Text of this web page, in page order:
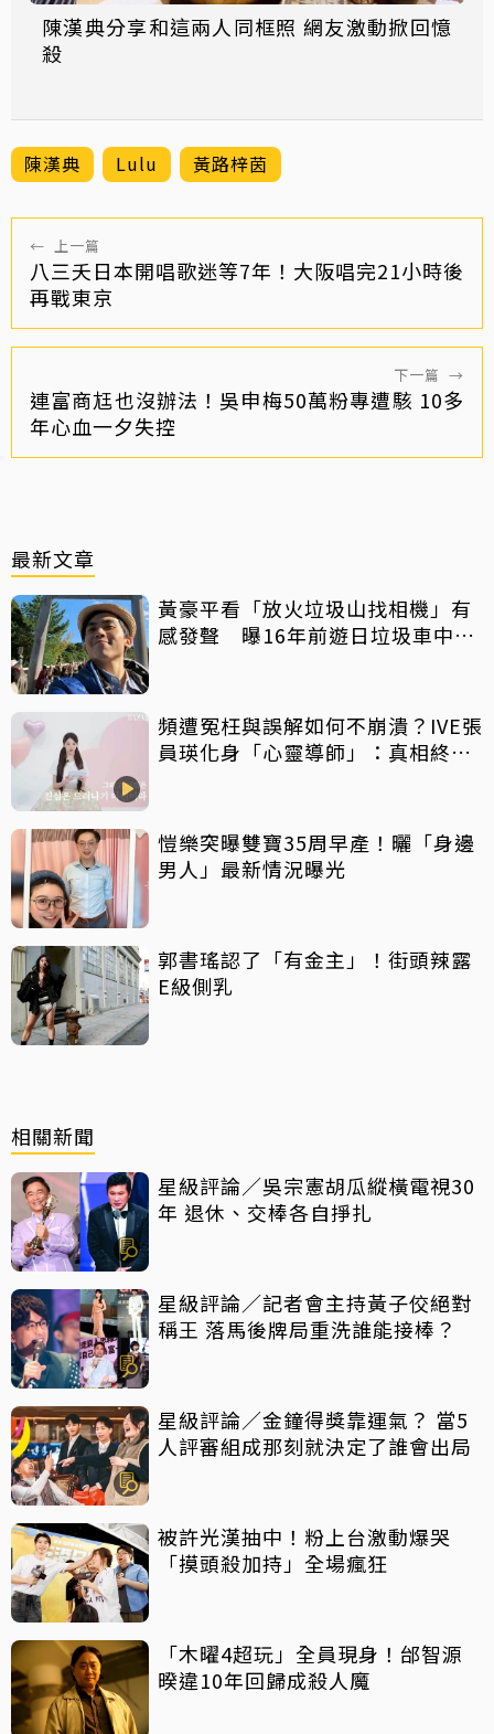
陳漢典分享和這兩人同框照 網友激動掀回憶
殺
陳漢典 Lulu 黃路梓茵
← 上一篇
八三夭日本開唱歌迷等7年！大阪唱完21小時後
再戰東京
下一篇 →
連富商尪也沒辦法！吳申梅50萬粉專遭駭 10多
年心血一夕失控
最新文章
黃豪平看「放火垃圾山找相機」有
感發聲 曝16年前遊日垃圾車中含
頻遭冤枉與誤解如何不崩潰？IVE張
員瑛化身「心靈導師」：真相終會
愷樂突曝雙寶35周早產！曬「身邊
男人」最新情況曝光
郭書瑤認了「有金主」！街頭辣露
E級側乳
相關新聞
星級評論／吳宗憲胡瓜縱橫電視30
年 退休、交棒各自掙扎
星級評論／記者會主持黃子佼絕對
稱王 落馬後牌局重洗誰能接棒？
星級評論／金鐘得獎靠運氣？ 當5
人評審組成那刻就決定了誰會出局
被許光漢抽中！粉上台激動爆哭
「摸頭殺加持」全場瘋狂
「木曜4超玩」全員現身！邰智源
暌違10年回歸成殺人魔